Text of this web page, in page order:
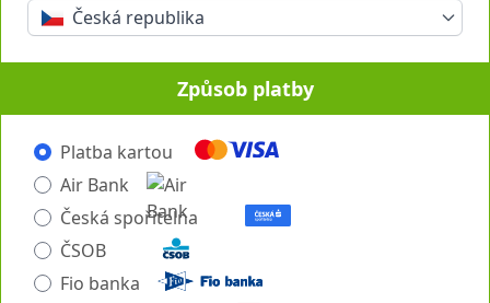
Česká republika
Způsob platby
Platba kartou
Air Bank
Česká spořitelna
ČSOB
Fio banka